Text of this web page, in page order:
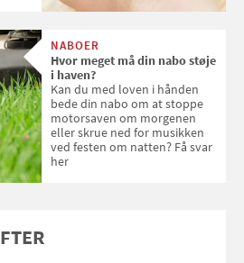
NABOER
Hvor meget må din nabo støje
i haven?
Kan du med loven i hånden
bede din nabo om at stoppe
motorsaven om morgenen
eller skrue ned for musikken
ved festen om natten? Få svar
her